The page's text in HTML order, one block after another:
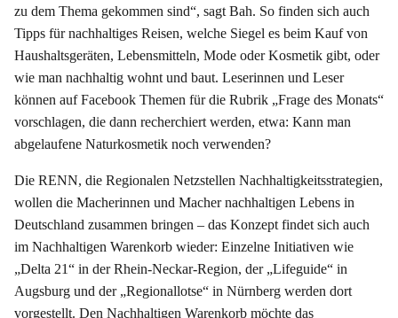
zu dem Thema gekommen sind“, sagt Bah. So finden sich auch
Tipps für nachhaltiges Reisen, welche Siegel es beim Kauf von
Haushaltsgeräten, Lebensmitteln, Mode oder Kosmetik gibt, oder
wie man nachhaltig wohnt und baut. Leserinnen und Leser
können auf Facebook Themen für die Rubrik „Frage des Monats“
vorschlagen, die dann recherchiert werden, etwa: Kann man
abgelaufene Naturkosmetik noch verwenden?
Die RENN, die Regionalen Netzstellen Nachhaltigkeitsstrategien,
wollen die Macherinnen und Macher nachhaltigen Lebens in
Deutschland zusammen bringen – das Konzept findet sich auch
im Nachhaltigen Warenkorb wieder: Einzelne Initiativen wie
„Delta 21“ in der Rhein-Neckar-Region, der „Lifeguide“ in
Augsburg und der „Regionallotse“ in Nürnberg werden dort
vorgestellt. Den Nachhaltigen Warenkorb möchte das